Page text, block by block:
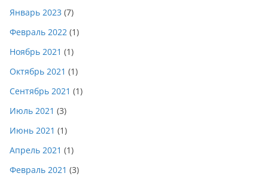
Январь 2023 (7)
Февраль 2022 (1)
Ноябрь 2021 (1)
Октябрь 2021 (1)
Сентябрь 2021 (1)
Июль 2021 (3)
Июнь 2021 (1)
Апрель 2021 (1)
Февраль 2021 (3)